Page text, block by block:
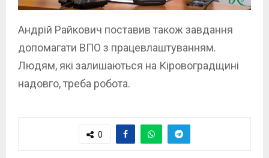
Андрій Райкович поставив також завдання
допомагати ВПО з працевлаштуванням.
Людям, які залишаються на Кіровоградщині
надовго, треба робота.
0